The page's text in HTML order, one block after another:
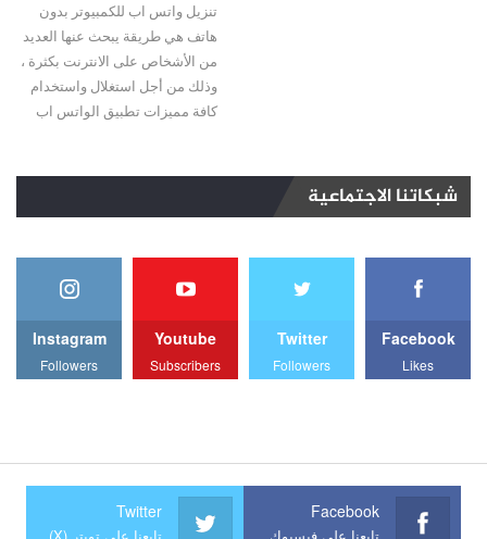
تنزيل واتس اب للكمبيوتر بدون
هاتف هي طريقة يبحث عنها العديد
من الأشخاص على الانترنت بكثرة ،
وذلك من أجل استغلال واستخدام
كافة مميزات تطبيق الواتس اب
شبكاتنا الاجتماعية
Facebook
Likes
Twitter
Followers
Youtube
Subscribers
Instagram
Followers
Facebook
Twitter